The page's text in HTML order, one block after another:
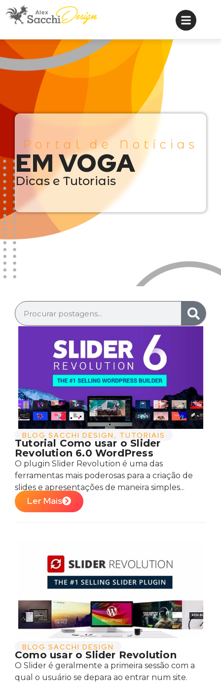
Portal de Notícias
EM VOGA
Dicas e Tutoriais
BLOG SACCHI DESIGN , TUTORIAIS
Tutorial Como usar o Slider
Revolution 6.0 WordPress
O plugin Slider Revolution é uma das
ferramentas mais poderosas para a criação de
slides e apresentações de maneira simples...
Ler Mais
BLOG SACCHI DESIGN
Como usar o Slider Revolution
O Slider é geralmente a primeira sessão com a
qual o usuário se depara ao entrar num site.